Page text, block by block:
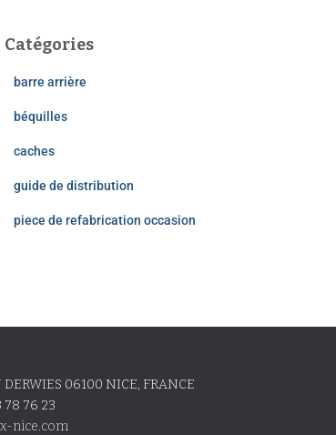
Catégories
barre arrière
béquilles
caches
guide de distribution
piece de refabrication occasion
DERWIES 06100 NICE, FRANCE
78 76 23
nice.com